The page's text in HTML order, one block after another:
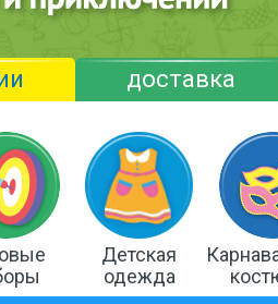
доставка
Детская
одежда